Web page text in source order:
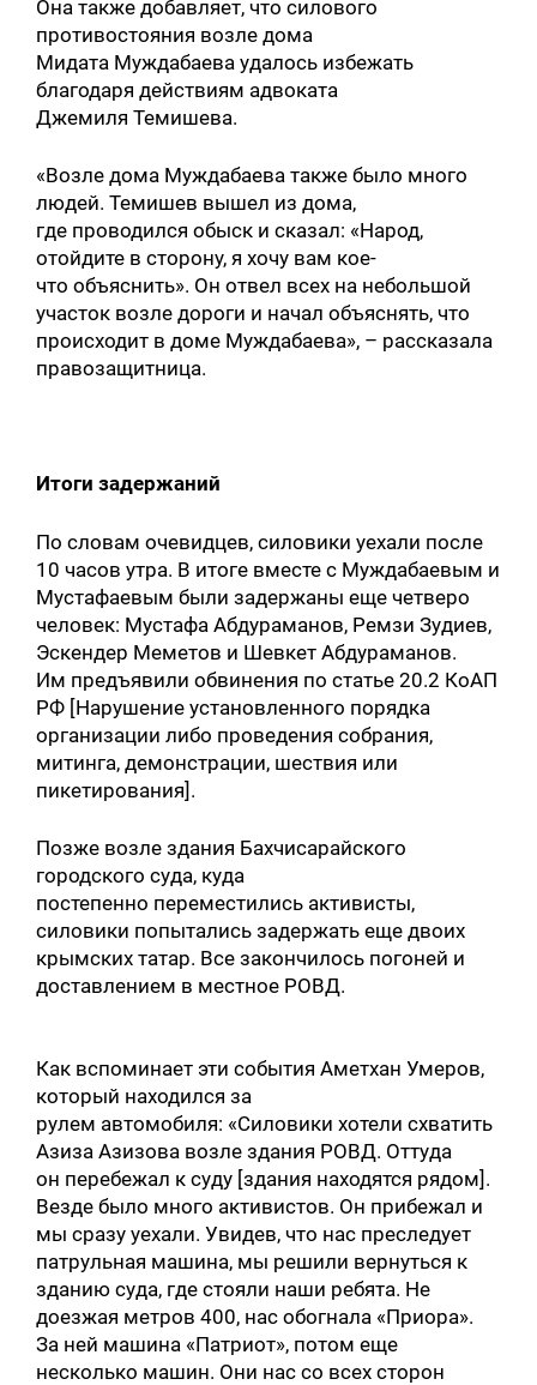
Она также добавляет, что силового
противостояния возле дома
Мидата Муждабаева удалось избежать
благодаря действиям адвоката
Джемиля Темишева.
«Возле дома Муждабаева также было много
людей. Темишев вышел из дома,
где проводился обыск и сказал: «Народ,
отойдите в сторону, я хочу вам кое-
что объяснить». Он отвел всех на небольшой
участок возле дороги и начал объяснять, что
происходит в доме Муждабаева», – рассказала
правозащитница.
Итоги задержаний
По словам очевидцев, силовики уехали после
10 часов утра. В итоге вместе с Муждабаевым и
Мустафаевым были задержаны еще четверо
человек: Мустафа Абдураманов, Ремзи Зудиев,
Эскендер Меметов и Шевкет Абдураманов.
Им предъявили обвинения по статье 20.2 КоАП
РФ [Нарушение установленного порядка
организации либо проведения собрания,
митинга, демонстрации, шествия или
пикетирования].
Позже возле здания Бахчисарайского
городского суда, куда
постепенно переместились активисты,
силовики попытались задержать еще двоих
крымских татар. Все закончилось погоней и
доставлением в местное РОВД.
Как вспоминает эти события Аметхан Умеров,
который находился за
рулем автомобиля: «Силовики хотели схватить
Азиза Азизова возле здания РОВД. Оттуда
он перебежал к суду [здания находятся рядом].
Везде было много активистов. Он прибежал и
мы сразу уехали. Увидев, что нас преследует
патрульная машина, мы решили вернуться к
зданию суда, где стояли наши ребята. Не
доезжая метров 400, нас обогнала «Приора».
За ней машина «Патриот», потом еще
несколько машин. Они нас со всех сторон